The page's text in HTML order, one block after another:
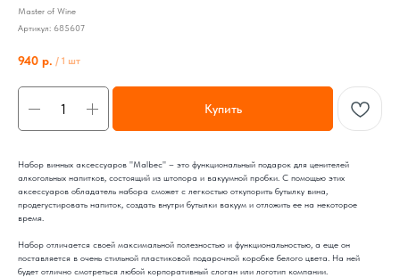
Master of Wine
Артикул: 685607
940 р. / 1 шт
Купить
Набор винных аксессуаров "Malbec" – это функциональный подарок для ценителей
алкогольных напитков, состоящий из штопора и вакуумной пробки. С помощью этих
аксессуаров обладатель набора сможет с легкостью откупорить бутылку вина,
продегустировать напиток, создать внутри бутылки вакуум и отложить ее на некоторое
время.
Набор отличается своей максимальной полезностью и функциональностью, а еще он
поставляется в очень стильной пластиковой подарочной коробке белого цвета. На ней
будет отлично смотреться любой корпоративный слоган или логотип компании.